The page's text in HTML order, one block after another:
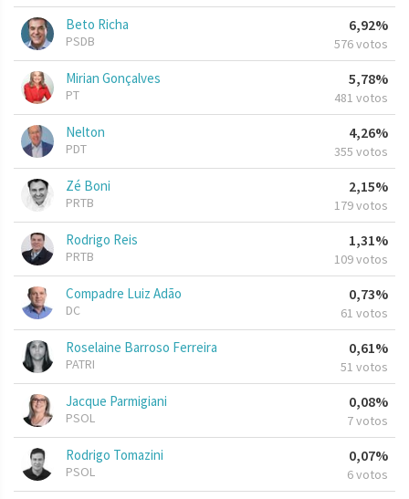
Beto Richa
PSDB
6,92%
576 votos
Mirian Gonçalves
PT
5,78%
481 votos
Nelton
PDT
4,26%
355 votos
Zé Boni
PRTB
2,15%
179 votos
Rodrigo Reis
PRTB
1,31%
109 votos
Compadre Luiz Adão
DC
0,73%
61 votos
Roselaine Barroso Ferreira
PATRI
0,61%
51 votos
Jacque Parmigiani
PSOL
0,08%
7 votos
Rodrigo Tomazini
PSOL
0,07%
6 votos